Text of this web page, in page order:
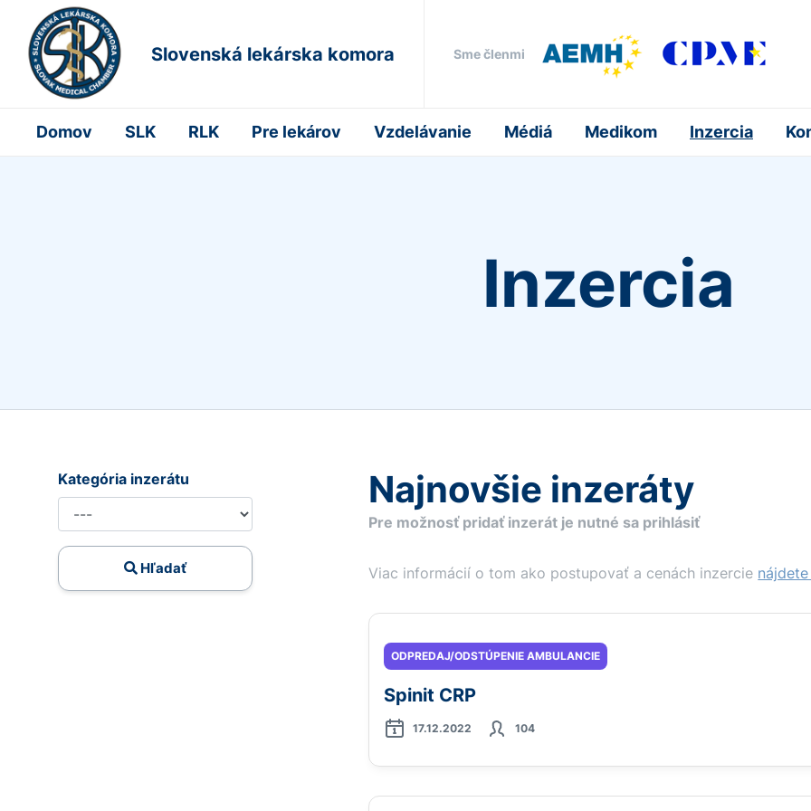
Slovenská lekárska komora Sme členmi
Domov SLK RLK Pre lekárov Vzdelávanie Médiá Medikom Inzercia
Inzercia
Kategória inzerátu
Hľadať
Najnovšie inzeráty
Pre možnosť pridať inzerát je nutné sa prihlásiť
Viac informácií o tom ako postupovať a cenách inzercie
ODPREDAJ/ODSTÚPENIE AMBULANCIE
Spinit CRP
17.12.2022 104